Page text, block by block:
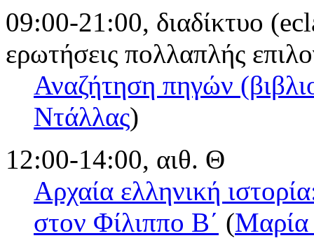
09:00-21:00, διαδίκτυο
ερωτήσεις πολλαπλής
Αναζήτηση πηγών
Ντάλλας)
12:00-14:00, αιθ. Θ
Αρχαία ελληνική
στον Φίλιππο Β΄ (Μαρία